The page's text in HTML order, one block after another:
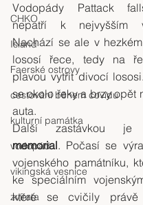
CHKO
Island
Faerské ostrovy
cestování během covidu
kulturní památka
vodopád
vikingská vesnice
zvířata
Vodopády Pattack
nepatří k nejvyšším
Nachází se ale v
lososí řece, tedy na
plavou vytřít divocí
se okolo řeky a brzy opět
auta.
Další zastávkou je
memorial. Počasí se
vojenského památníku,
ke speciálním
které se cvičily právě